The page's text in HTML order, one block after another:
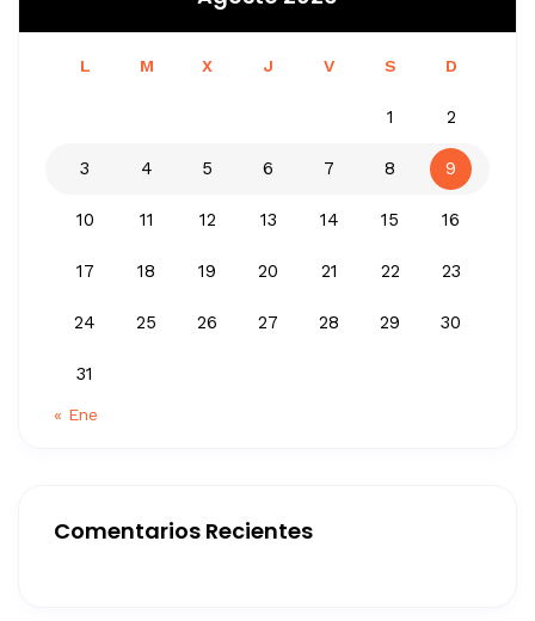
L M X J V S D
1 2
3 4 5 6 7 8 9
10 11 12 13 14 15 16
17 18 19 20 21 22 23
24 25 26 27 28 29 30
31
« Ene
Comentarios Recientes